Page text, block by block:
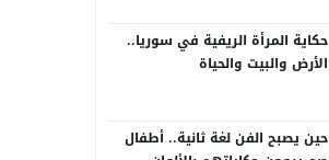
حكاية المرأة الريفية في سوريا..
الأرض والبيت والحياة
حين يصبح الفن لغة ثانية.. أطفال